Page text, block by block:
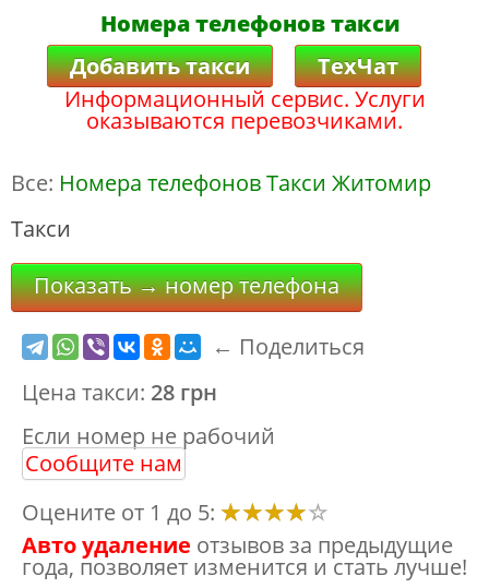
Номера телефонов такси
Добавить такси
ТехЧат
Информационный сервис. Услуги
оказываются перевозчиками.
Все: Номера телефонов Такси Житомир
Такси
Показать → номер телефона
← Поделиться
Цена такси: 28 грн
Если номер не рабочий
Сообщите нам
Оцените от 1 до 5:
Авто удаление отзывов за предыдущие
года, позволяет изменится и стать лучше!